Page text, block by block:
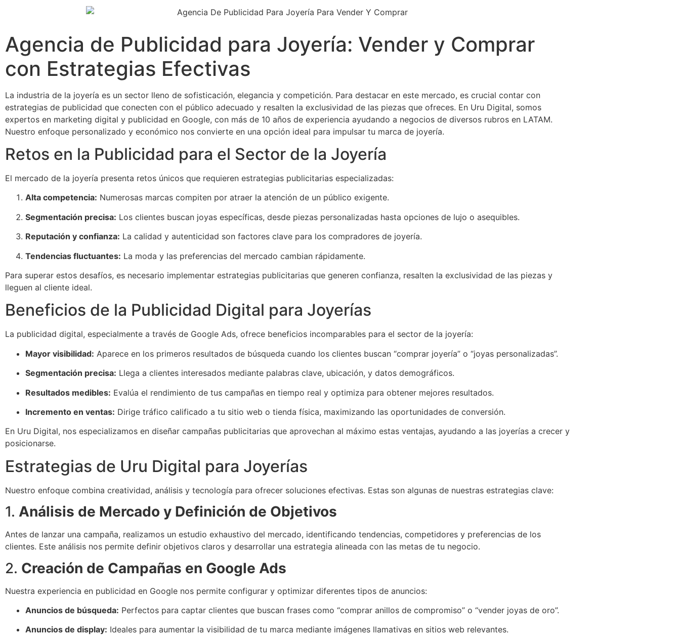
Agencia de Publicidad para Joyería: Vender y Comprar
con Estrategias Efectivas
La industria de la joyería es un sector lleno de sofisticación, elegancia y competición. Para destacar en este mercado, es crucial contar con
estrategias de publicidad que conecten con el público adecuado y resalten la exclusividad de las piezas que ofreces. En Uru Digital, somos
expertos en marketing digital y publicidad en Google, con más de 10 años de experiencia ayudando a negocios de diversos rubros en LATAM.
Nuestro enfoque personalizado y económico nos convierte en una opción ideal para impulsar tu marca de joyería.
Retos en la Publicidad para el Sector de la Joyería
El mercado de la joyería presenta retos únicos que requieren estrategias publicitarias especializadas:
Alta competencia: Numerosas marcas compiten por atraer la atención de un público exigente.
Segmentación precisa: Los clientes buscan joyas específicas, desde piezas personalizadas hasta opciones de lujo o asequibles.
Reputación y confianza: La calidad y autenticidad son factores clave para los compradores de joyería.
Tendencias fluctuantes: La moda y las preferencias del mercado cambian rápidamente.
Para superar estos desafíos, es necesario implementar estrategias publicitarias que generen confianza, resalten la exclusividad de las piezas y
lleguen al cliente ideal.
Beneficios de la Publicidad Digital para Joyerías
La publicidad digital, especialmente a través de Google Ads, ofrece beneficios incomparables para el sector de la joyería:
Mayor visibilidad: Aparece en los primeros resultados de búsqueda cuando los clientes buscan “comprar joyería” o “joyas personalizadas”.
Segmentación precisa: Llega a clientes interesados mediante palabras clave, ubicación, y datos demográficos.
Resultados medibles: Evalúa el rendimiento de tus campañas en tiempo real y optimiza para obtener mejores resultados.
Incremento en ventas: Dirige tráfico calificado a tu sitio web o tienda física, maximizando las oportunidades de conversión.
En Uru Digital, nos especializamos en diseñar campañas publicitarias que aprovechan al máximo estas ventajas, ayudando a las joyerías a crecer y
posicionarse.
Estrategias de Uru Digital para Joyerías
Nuestro enfoque combina creatividad, análisis y tecnología para ofrecer soluciones efectivas. Estas son algunas de nuestras estrategias clave:
1. Análisis de Mercado y Definición de Objetivos
Antes de lanzar una campaña, realizamos un estudio exhaustivo del mercado, identificando tendencias, competidores y preferencias de los
clientes. Este análisis nos permite definir objetivos claros y desarrollar una estrategia alineada con las metas de tu negocio.
2. Creación de Campañas en Google Ads
Nuestra experiencia en publicidad en Google nos permite configurar y optimizar diferentes tipos de anuncios:
Anuncios de búsqueda: Perfectos para captar clientes que buscan frases como “comprar anillos de compromiso” o “vender joyas de oro”.
Anuncios de display: Ideales para aumentar la visibilidad de tu marca mediante imágenes llamativas en sitios web relevantes.